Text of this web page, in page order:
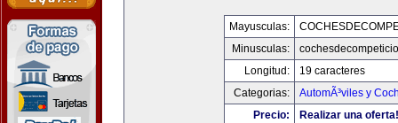
Mayusculas:
Minusculas:
Longitud:
19 caracteres
Categorias:
AutomÃ³viles y
Precio:
Realizar una oferta!